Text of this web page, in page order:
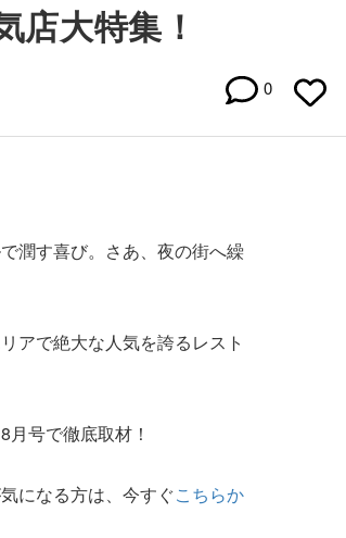
店大特集！
0
潤す喜び。さあ、夜の街へ繰
アで絶大な人気を誇るレスト
号で徹底取材！
になる方は、今すぐこちらか